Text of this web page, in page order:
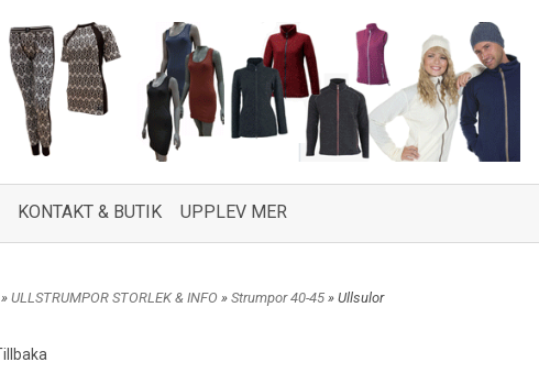
KONTAKT & BUTIK UPPLEV MER
ULLSTRUMPOR STORLEK & INFO » Strumpor 40-45 » Ullsulor